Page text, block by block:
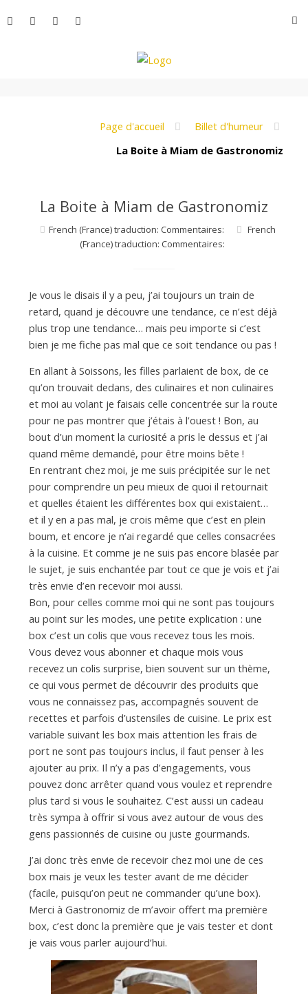
au
M
Page d'accueil
Billet d'humeur
La Boite à Miam de Gastronomiz
La Boite à Miam de Gastronomiz
French (France) traduction: Commentaires:
French
(France) traduction: Commentaires:
Je vous le disais il y a peu, j’ai toujours un train de
retard, quand je découvre une tendance, ce n’est déjà
plus trop une tendance… mais peu importe si c’est
bien je me fiche pas mal que ce soit tendance ou pas !
En allant à Soissons, les filles parlaient de box, de ce
qu’on trouvait dedans, des culinaires et non culinaires
et moi au volant je faisais celle concentrée sur la route
pour ne pas montrer que j’étais à l’ouest ! Bon, au
bout d’un moment la curiosité a pris le dessus et j’ai
quand même demandé, pour être moins bête !
En rentrant chez moi, je me suis précipitée sur le net
pour comprendre un peu mieux de quoi il retournait
et quelles étaient les différentes box qui existaient…
et il y en a pas mal, je crois même que c’est en plein
boum, et encore je n’ai regardé que celles consacrées
à la cuisine. Et comme je ne suis pas encore blasée par
le sujet, je suis enchantée par tout ce que je vois et j’ai
très envie d’en recevoir moi aussi.
Bon, pour celles comme moi qui ne sont pas toujours
au point sur les modes, une petite explication : une
box c’est un colis que vous recevez tous les mois.
Vous devez vous abonner et chaque mois vous
recevez un colis surprise, bien souvent sur un thème,
ce qui vous permet de découvrir des produits que
vous ne connaissez pas, accompagnés souvent de
recettes et parfois d’ustensiles de cuisine. Le prix est
variable suivant les box mais attention les frais de
port ne sont pas toujours inclus, il faut penser à les
ajouter au prix. Il n’y a pas d’engagements, vous
pouvez donc arrêter quand vous voulez et reprendre
plus tard si vous le souhaitez. C’est aussi un cadeau
très sympa à offrir si vous avez autour de vous des
gens passionnés de cuisine ou juste gourmands.
J’ai donc très envie de recevoir chez moi une de ces
box mais je veux les tester avant de me décider
(facile, puisqu’on peut ne commander qu’une box).
Merci à Gastronomiz de m’avoir offert ma première
box, c’est donc la première que je vais tester et dont
je vais vous parler aujourd’hui.